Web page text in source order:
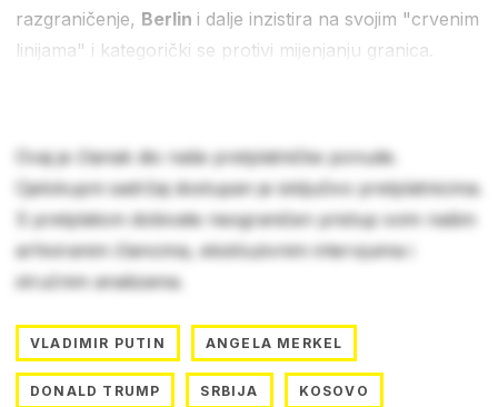
razgraničenje, Berlin i dalje inzistira na svojim "crvenim
linijama" i kategorički se protivi mijenjanju granica.
Ovaj je članak dio naše pretplatničke ponude.
Cjelokupni sadržaj dostupan je isključivo pretplatnicima.
S pretplatom dobivate neograničen pristup svim našim
arhiviranim člancima, ekskluzivnim intervjuima i
stručnim analizama.
VLADIMIR PUTIN ANGELA MERKEL
DONALD TRUMP SRBIJA KOSOVO